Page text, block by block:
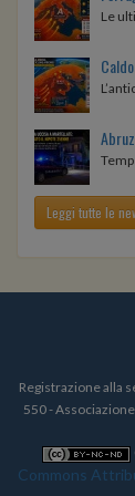
Le
Leggi tutte le
Registrazione alla
550 -
Commons